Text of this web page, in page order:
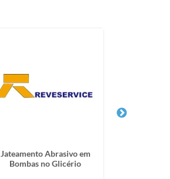
Jateamento Abrasivo em
Bombas no Glicério